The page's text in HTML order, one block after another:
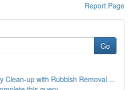
Report Page
Go
Clean-up with Rubbish Removal ...